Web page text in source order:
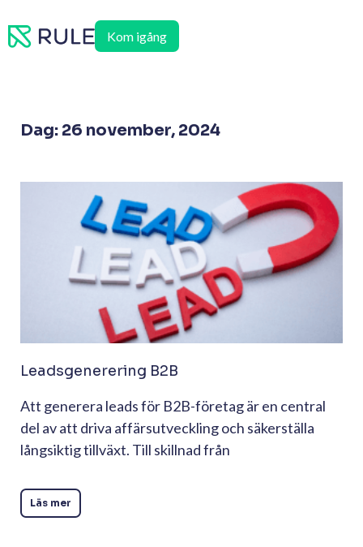
till
Kom igång
Dag: 26 november, 2024
Leadsgenerering B2B
Att generera leads för B2B-företag är en central
del av att driva affärsutveckling och säkerställa
långsiktig tillväxt. Till skillnad från
Läs mer